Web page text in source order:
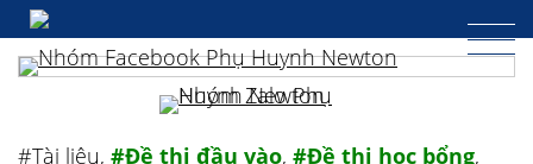
#Tài liệu, #Đề thi đầu vào, #Đề thi học bổng,